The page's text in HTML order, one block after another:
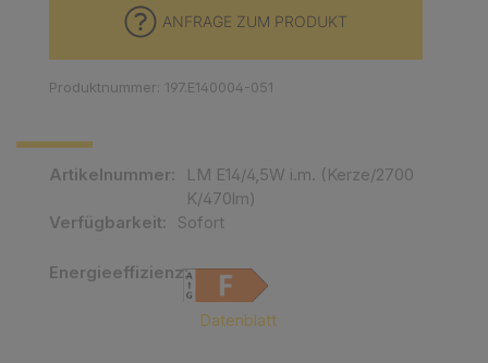
Artikelnummer:
LM E14/4,5W i.m. (Kerze/2700
K/470lm)
Verfügbarkeit:
Sofort
Energieeffizienz:EMPTY
Datenblatt
ANFRAGE ZUM PRODUKT
Produktnummer: 197.E140004-051